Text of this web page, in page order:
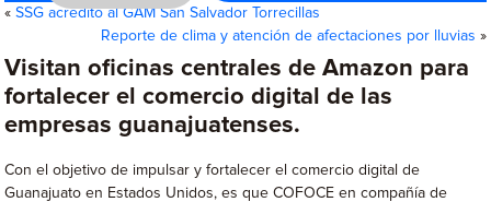
«SSG acreditó al GAM San Salvador Torrecillas
Reporte de clima y atención de afectaciones por lluvias »
Visitan oficinas centrales de Amazon para
fortalecer el comercio digital de las
empresas guanajuatenses.
Con el objetivo de impulsar y fortalecer el comercio digital de
Guanajuato en Estados Unidos, es que COFOCE en compañía de